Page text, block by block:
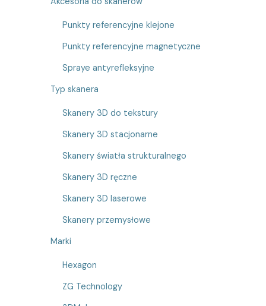
Punkty referencyjne klejone
Punkty referencyjne magnetyczne
Spraye antyrefleksyjne
Typ skanera
Skanery 3D do tekstury
Skanery 3D stacjonarne
Skanery światła strukturalnego
Skanery 3D ręczne
Skanery 3D laserowe
Skanery przemysłowe
Marki
Hexagon
ZG Technology